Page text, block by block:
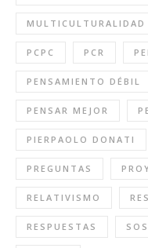
MULTICULTURALIDAD
PCPC PCR
PENSAMIENTO DÉBIL
PENSAR MEJOR
PIERPAOLO DONATI
PREGUNTAS
RELATIVISMO
RESPUESTAS